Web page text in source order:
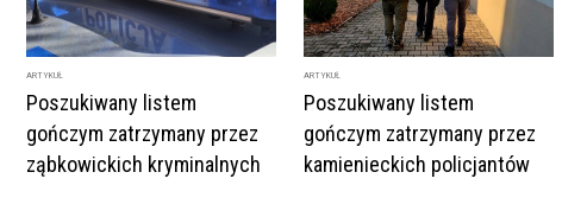
ARTYKUŁ
Poszukiwany listem
gończym zatrzymany przez
ząbkowickich kryminalnych
ARTYKUŁ
Poszukiwany listem
gończym zatrzymany przez
kamienieckich policjantów